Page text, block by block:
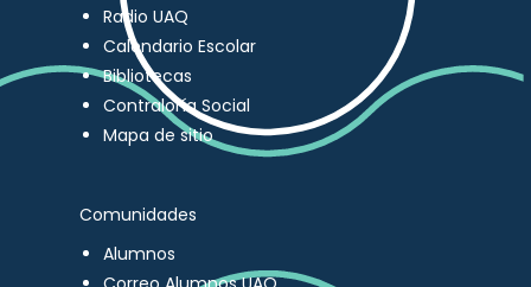
Radio UAQ
Calendario Escolar
Bibliotecas
Contraloría Social
Mapa de sitio
Comunidades
Alumnos